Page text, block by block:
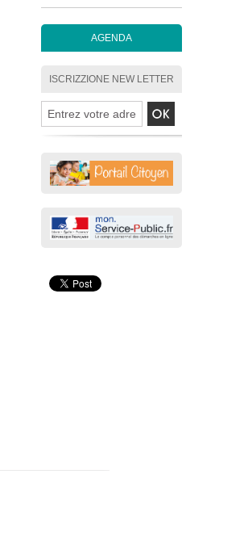
AGENDA
ISCRIZZIONE NEW LETTER